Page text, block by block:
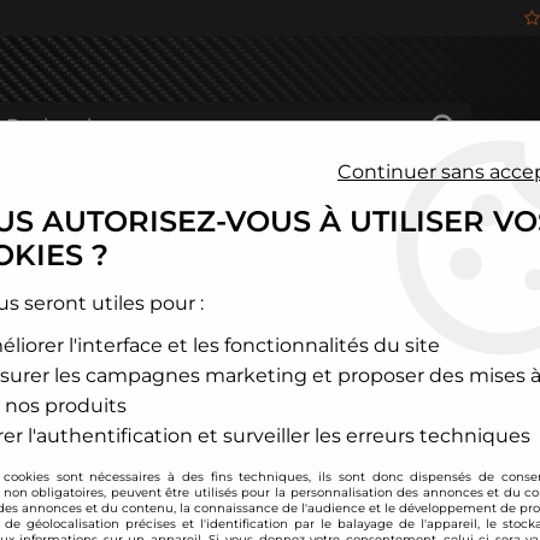
> Camaro >Silencieux d'échappement inox Chevrolet
Ragazzon
Silencieux
1104,00 €TTC au
Continuer sans
AUTORISEZ-VOUS À UTILISER
?
seront utiles pour :
l'interface et les fonctionnalités du site
les campagnes marketing et proposer des mises
nos produits
l'authentification et surveiller les erreurs techniques
cookies sont nécessaires à des fins techniques, ils sont donc dispensés de
non obligatoires, peuvent être utilisés pour la personnalisation des annonces et du
annonces et du contenu, la connaissance de l'audience et le développement de
de géolocalisation précises et l'identification par le balayage de l'appareil, le